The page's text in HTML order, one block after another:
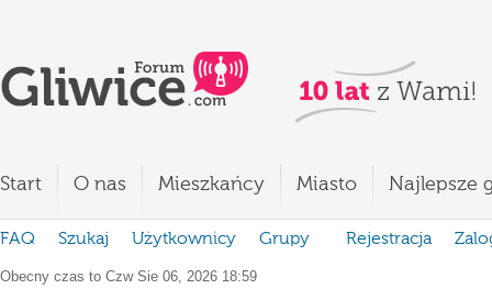
Start O nas Mieszkańcy Miasto Najlepsze
FAQ Szukaj Użytkownicy Grupy Rejestracja
Obecny czas to Czw Sie 06, 2026 18:59